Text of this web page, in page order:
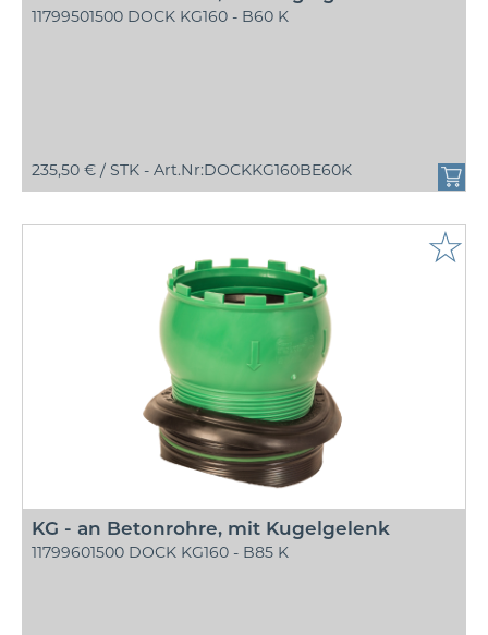
11799501500 DOCK KG160 - B60 K
235,50 € / STK - Art.Nr:DOCKKG160BE60K
☆
KG - an Betonrohre, mit Kugelgelenk
11799601500 DOCK KG160 - B85 K